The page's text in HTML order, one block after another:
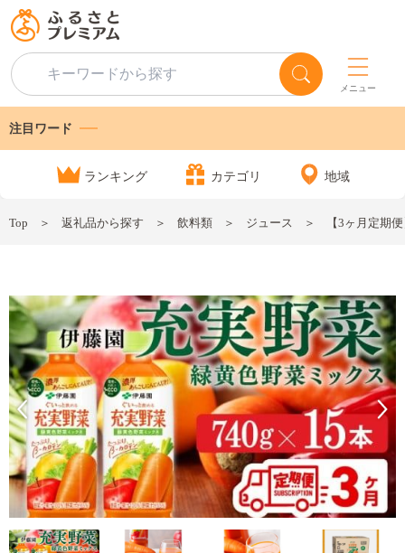
メニュー
注目ワード
ランキング カテゴリ 地域
Top 返礼品から探す 飲料類 ジュース 【3ヶ月定期